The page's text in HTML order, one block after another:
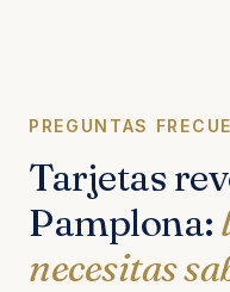
PREGUNTAS
Tarjetas
Pamplona:
necesitas